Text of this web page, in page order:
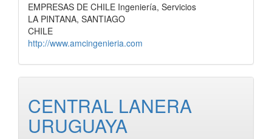
EMPRESAS DE CHILE Ingeniería, Servicios
LA PINTANA, SANTIAGO
CHILE
http://www.amcingenieria.com
CENTRAL LANERA
URUGUAYA